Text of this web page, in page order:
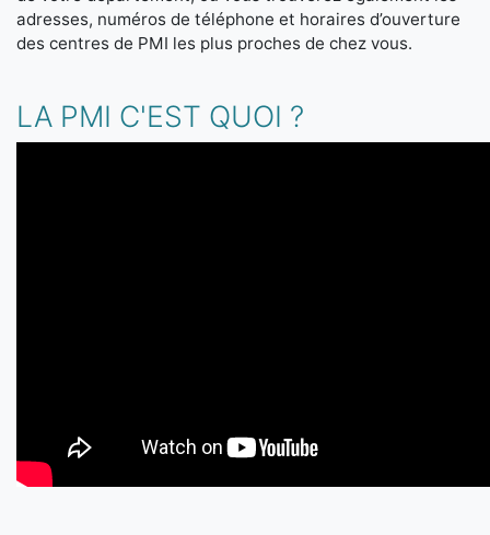
adresses, numéros de téléphone et horaires d’ouverture
des centres de PMI les plus proches de chez vous.
LA PMI C'EST QUOI ?